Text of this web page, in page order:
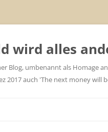
wird alles
Blog, umbenannt als Homage
2017 auch 'The next money will